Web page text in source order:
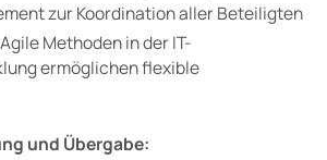
zur Koordination aller Beteiligten
Methoden in der IT-
ermöglichen flexible
und Übergabe: